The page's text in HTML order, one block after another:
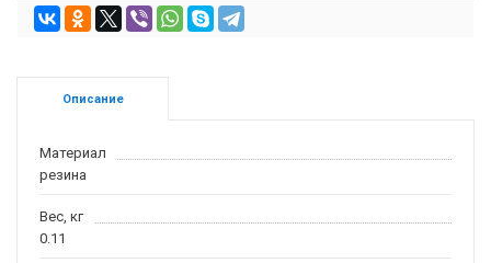
Описание
Материал
резина
Вес, кг
0.11